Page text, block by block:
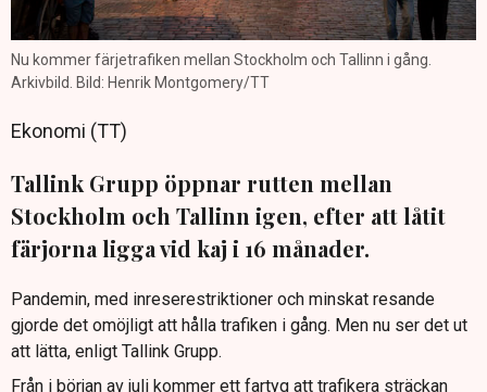
Nu kommer färjetrafiken mellan Stockholm och Tallinn i gång.
Arkivbild. Bild: Henrik Montgomery/TT
Ekonomi (TT)
Tallink Grupp öppnar rutten mellan
Stockholm och Tallinn igen, efter att låtit
färjorna ligga vid kaj i 16 månader.
Pandemin, med inreserestriktioner och minskat resande
gjorde det omöjligt att hålla trafiken i gång. Men nu ser det ut
att lätta, enligt Tallink Grupp.
Från i början av juli kommer ett fartyg att trafikera sträckan